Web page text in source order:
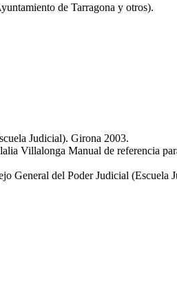
de Tarragona y otros).
Judicial). Girona 2003.
Villalonga Manual de referencia
General del Poder Judicial (Escuela